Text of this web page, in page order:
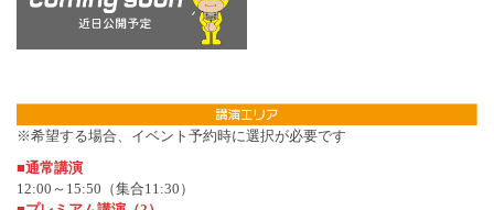
※希望する場合、イベント予約時に選択が必要です
■通常講演
12:00～15:50（集合11:30）